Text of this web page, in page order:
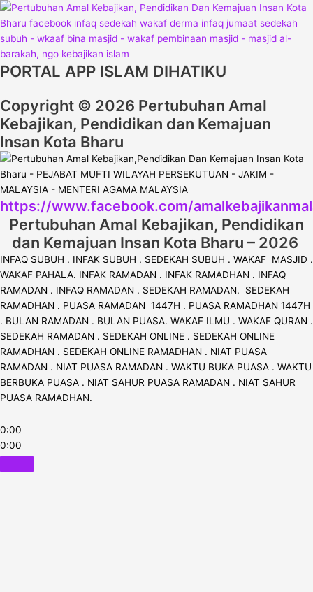
PORTAL APP ISLAM DIHATIKU
Copyright © 2026 Pertubuhan Amal
Kebajikan, Pendidikan dan Kemajuan
Insan Kota Bharu
https://www.facebook.com/
Pertubuhan Amal Kebajikan, Pendidikan
dan Kemajuan Insan Kota Bharu – 2026
INFAQ SUBUH . INFAK SUBUH . SEDEKAH SUBUH . WAKAF MASJID .
WAKAF PAHALA. INFAK RAMADAN . INFAK RAMADHAN . INFAQ
RAMADAN . INFAQ RAMADAN . SEDEKAH RAMADAN. SEDEKAH
RAMADHAN . PUASA RAMADAN 1447H . PUASA RAMADHAN 1447H
. BULAN RAMADAN . BULAN PUASA. WAKAF ILMU . WAKAF QURAN .
SEDEKAH RAMADAN . SEDEKAH ONLINE . SEDEKAH ONLINE
RAMADHAN . SEDEKAH ONLINE RAMADHAN . NIAT PUASA
RAMADAN . NIAT PUASA RAMADAN . WAKTU BUKA PUASA . WAKTU
BERBUKA PUASA . NIAT SAHUR PUASA RAMADAN . NIAT SAHUR
PUASA RAMADHAN.
0:00
0:00